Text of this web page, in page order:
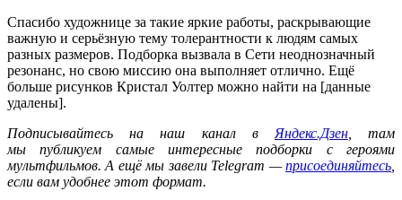
Спасибо художнице за такие яркие работы, раскрывающие
важную и серьёзную тему толерантности к людям самых
разных размеров. Подборка вызвала в Сети неоднозначный
резонанс, но свою миссию она выполняет отлично. Ещё
больше рисунков Кристал Уолтер можно найти на [данные
удалены].
Подписывайтесь на наш канал в Яндекс.Дзен, там
мы публикуем самые интересные подборки с героями
мультфильмов. А ещё мы завели Telegram — присоединяйтесь
если вам удобнее этот формат.